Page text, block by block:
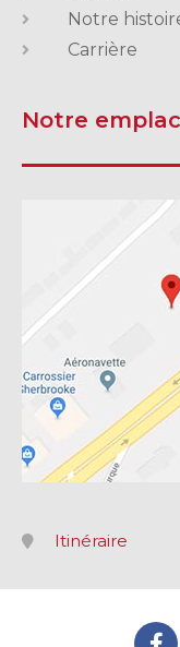
Notre
Carrière
Notre
Itinéraire